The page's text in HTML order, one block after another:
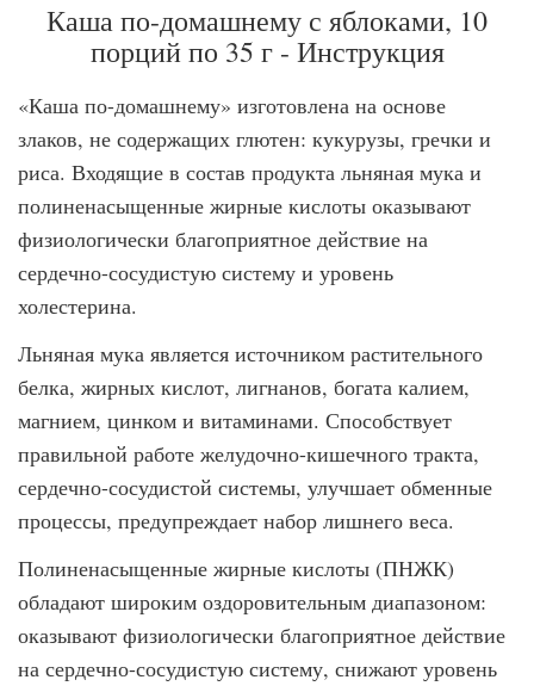
Каша по-домашнему с яблоками, 10
порций по 35 г - Инструкция
«Каша по-домашнему» изготовлена на основе
злаков, не содержащих глютен: кукурузы, гречки и
риса. Входящие в состав продукта льняная мука и
полиненасыщенные жирные кислоты оказывают
физиологически благоприятное действие на
сердечно-сосудистую систему и уровень
холестерина.
Льняная мука является источником растительного
белка, жирных кислот, лигнанов, богата калием,
магнием, цинком и витаминами. Способствует
правильной работе желудочно-кишечного тракта,
сердечно-сосудистой системы, улучшает обменные
процессы, предупреждает набор лишнего веса.
Полиненасыщенные жирные кислоты (ПНЖК)
обладают широким оздоровительным диапазоном:
оказывают физиологически благоприятное действие
на сердечно-сосудистую систему, снижают уровень